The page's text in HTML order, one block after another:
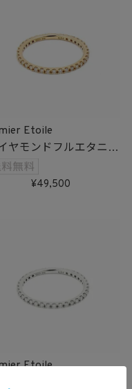
Etoile
ヤモンドフルエタニテ
リング(ゴールド)
49,500
Etoile